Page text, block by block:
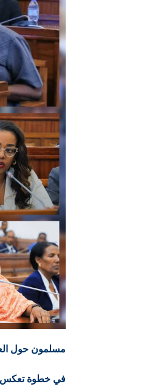
مسلمون حول
في خطوة تعكس